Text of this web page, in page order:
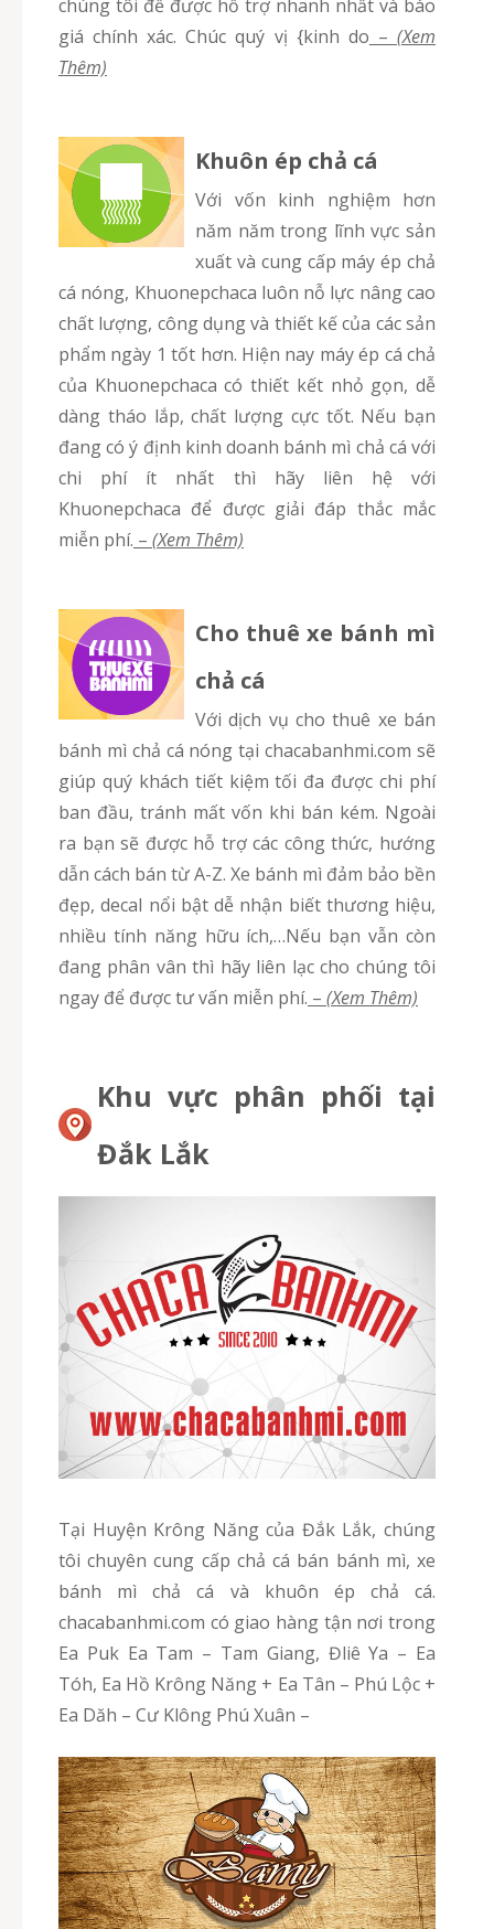
chúng tôi để được hỗ trợ nhanh nhất và báo
giá chính xác. Chúc quý vị {kinh do –(Xem
Thêm)
Khuôn ép chả cá
Với vốn kinh nghiệm hơn
năm năm trong lĩnh vực sản
xuất và cung cấp máy ép chả
cá nóng, Khuonepchaca luôn nỗ lực nâng cao
chất lượng, công dụng và thiết kế của các sản
phẩm ngày 1 tốt hơn. Hiện nay máy ép cá chả
của Khuonepchaca có thiết kết nhỏ gọn, dễ
dàng tháo lắp, chất lượng cực tốt. Nếu bạn
đang có ý định kinh doanh bánh mì chả cá với
chi phí ít nhất thì hãy liên hệ với
Khuonepchaca để được giải đáp thắc mắc
miễn phí. – (Xem Thêm)
Cho thuê xe bánh mì
chả cá
Với dịch vụ cho thuê xe bán
bánh mì chả cá nóng tại chacabanhmi.com sẽ
giúp quý khách tiết kiệm tối đa được chi phí
ban đầu, tránh mất vốn khi bán kém. Ngoài
ra bạn sẽ được hỗ trợ các công thức, hướng
dẫn cách bán từ A-Z. Xe bánh mì đảm bảo bền
đẹp, decal nổi bật dễ nhận biết thương hiệu,
nhiều tính năng hữu ích,…Nếu bạn vẫn còn
đang phân vân thì hãy liên lạc cho chúng tôi
ngay để được tư vấn miễn phí. – (Xem Thêm)
Khu vực phân phối tại
Đắk Lắk
Tại Huyện Krông Năng của Đắk Lắk, chúng
tôi chuyên cung cấp chả cá bán bánh mì, xe
bánh mì chả cá và khuôn ép chả cá.
chacabanhmi.com có giao hàng tận nơi trong
Ea Puk Ea Tam – Tam Giang, Đliê Ya – Ea
Tóh, Ea Hồ Krông Năng + Ea Tân – Phú Lộc +
Ea Dăh – Cư Klông Phú Xuân –